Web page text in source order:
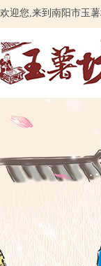
欢迎您,来到南阳市玉